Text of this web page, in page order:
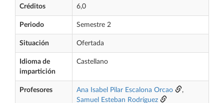
Créditos 6,0
Periodo Semestre 2
Situación Ofertada
Idioma de
impartición
Castellano
Profesores Ana Isabel Pilar Escalona Orcao
,
Samuel Esteban Rodríguez